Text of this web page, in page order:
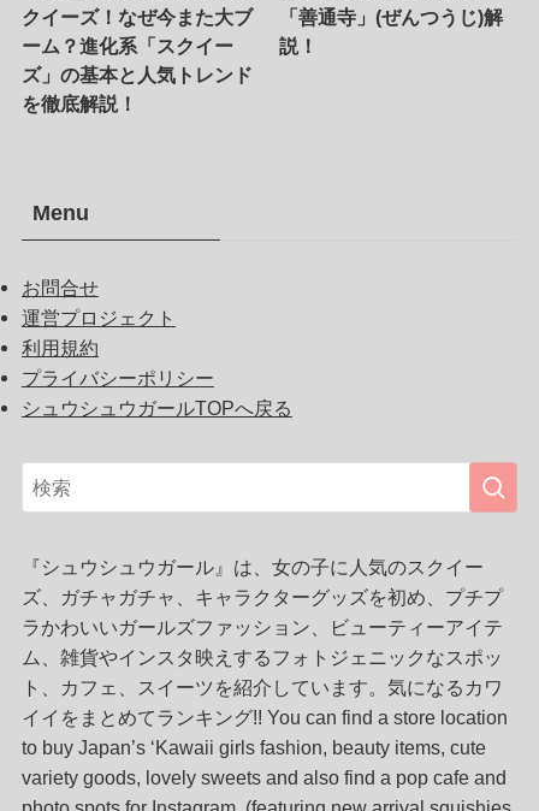
クイーズ！なぜ今また大ブ
ーム？進化系「スクイー
ズ」の基本と人気トレンド
を徹底解説！
「善通寺」(ぜんつうじ)解
説！
Menu
お問合せ
運営プロジェクト
利用規約
プライバシーポリシー
シュウシュウガールTOPへ戻る
『シュウシュウガール』は、女の子に人気のスクイー
ズ、ガチャガチャ、キャラクターグッズを初め、プチプ
ラかわいいガールズファッション、ビューティーアイテ
ム、雑貨やインスタ映えするフォトジェニックなスポッ
ト、カフェ、スイーツを紹介しています。気になるカワ
イイをまとめてランキング!! You can find a store location
to buy Japan’s ‘Kawaii girls fashion, beauty items, cute
variety goods, lovely sweets and also find a pop cafe and